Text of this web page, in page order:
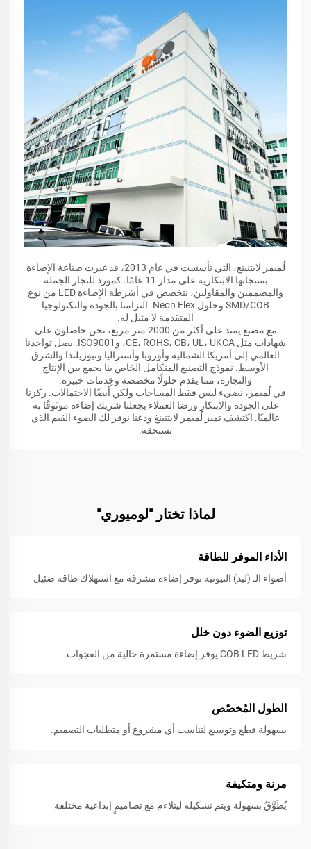
لُميمر لايتنينغ، التي تأسست في عام 2013، قد غيرت صناعة الإضاءة
بمنتجاتها الابتكارية على مدار 11 عامًا. كمورد للتجار الجملة
والمصممين والمقاولين، نتخصص في أشرطة الإضاءة LED من نوع
SMD/COB وحلول Neon Flex. التزامنا بالجودة والتكنولوجيا
المتقدمة لا مثيل له.
مع مصنع يمتد على أكثر من 2000 متر مربع، نحن حاصلون على
شهادات مثل CE، ROHS، CB، UL، UKCA، وISO9001. يصل تواجدنا
العالمي إلى أمريكا الشمالية وأوروبا وأستراليا ونيوزيلندا والشرق
الأوسط. نموذج التصنيع المتكامل الخاص بنا يجمع بين الإنتاج
والتجارة، مما يقدم حلولًا مخصصة وخِدمات خبيرة.
في لُميمر، نضيء ليس فقط المساحات ولكن أيضًا الاحتمالات. ركزنا
على الجودة والابتكار ورضا العملاء يجعلنا شريك إضاءة موثوقًا به
عالميًا. اكتشف تميز لُميمر لايتنينغ ودعنا نوفر لك الضوء القيم الذي
تستحقه.
لماذا تختار "لوميوري"
الأداء الموفر للطاقة
أضواء الـ (ليد) النيونية توفر إضاءة مشرقة مع استهلاك طاقة ضئيل
توزيع الضوء دون خلل
شريط COB LED يوفر إضاءة مستمرة خالية من الفجوات.
الطول المُخصّص
بسهولة قطع وتوسيع لتناسب أي مشروع أو متطلبات التصميم.
مرنة ومتكيفة
يُطَوَّقُ بسهولة ويتم تشكيله ليتلاءم مع تصاميمٍ إبداعية مختلفة